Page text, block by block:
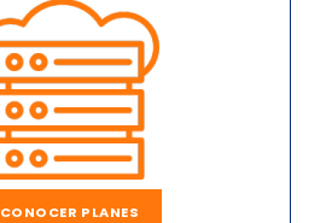
CONOCER PLANES